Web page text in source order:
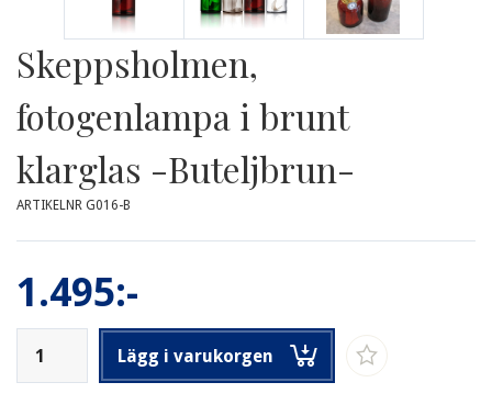
Skeppsholmen,
fotogenlampa i brunt
klarglas -Buteljbrun-
ARTIKELNR G016-B
1.495:-
Lägg i varukorgen